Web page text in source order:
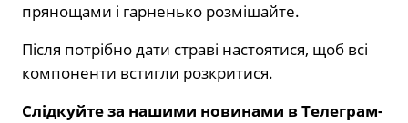
прянощами і гарненько розмішайте.
Після потрібно дати страві настоятися, щоб всі
компоненти встигли розкритися.
Слідкуйте за нашими новинами в Телеграм-